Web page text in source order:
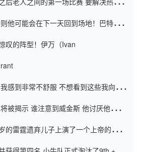
他可能会在下一天回到场地！巴特勒迈
叹的阵型！伊万（Ivan
感到非常不舒服 不想看到这些我向他
被揭示 谁注意到威金斯 他讨厌他的老
的雷霆遗弃儿子上演了一个上帝的剧